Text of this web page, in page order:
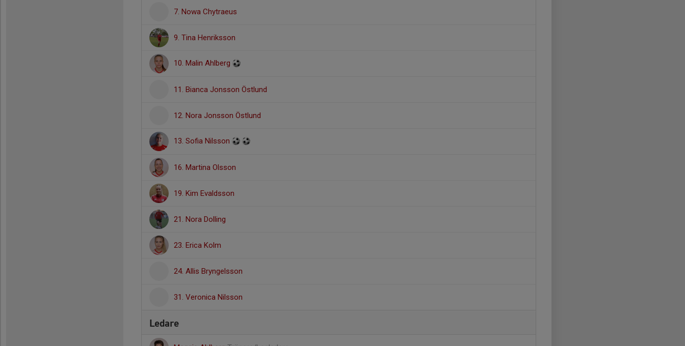
7. Nowa Chytraeus
9. Tina Henriksson
10. Malin Ahlberg
11. Bianca Jonsson Östlund
12. Nora Jonsson Östlund
13. Sofia Nilsson
16. Martina Olsson
19. Kim Evaldsson
21. Nora Dolling
23. Erica Kolm
24. Allis Bryngelsson
31. Veronica Nilsson
Ledare